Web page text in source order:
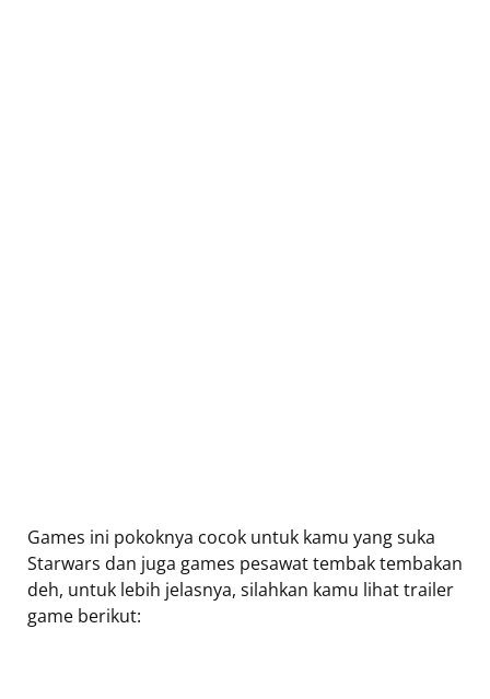
Games ini pokoknya cocok untuk kamu yang suka
Starwars dan juga games pesawat tembak tembakan
deh, untuk lebih jelasnya, silahkan kamu lihat trailer
game berikut: